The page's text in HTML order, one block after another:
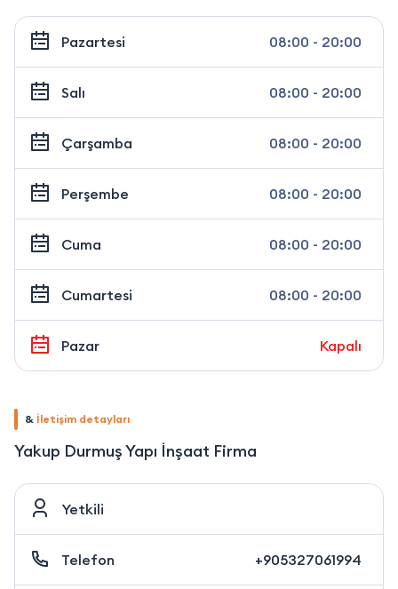
Pazartesi 08:00 - 20:00
Salı 08:00 - 20:00
Çarşamba 08:00 - 20:00
Perşembe 08:00 - 20:00
Cuma 08:00 - 20:00
Cumartesi 08:00 - 20:00
Pazar Kapalı
& İletişim detayları
Yakup Durmuş Yapı İnşaat Firma
Yetkili
Telefon +905327061994